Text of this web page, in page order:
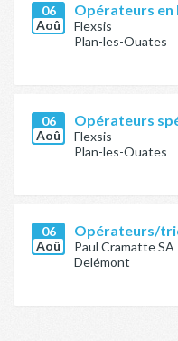
06
Aoû
Opérateurs
Flexsis
Plan-les-Ouates
06
Aoû
Opérateurs
Flexsis
Plan-les-Ouates
06
Aoû
Opérateurs/
Paul Cramatte SA
Delémont